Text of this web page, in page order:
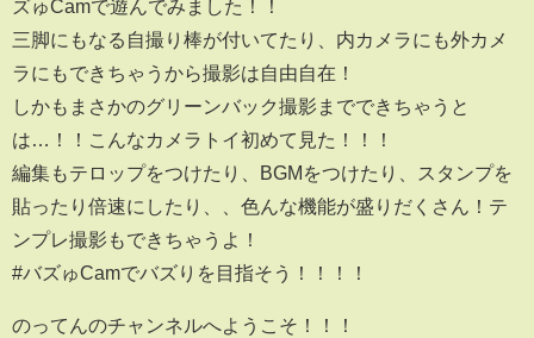
ズゅCamで遊んでみました！！
三脚にもなる自撮り棒が付いてたり、内カメラにも外カメ
ラにもできちゃうから撮影は自由自在！
しかもまさかのグリーンバック撮影までできちゃうと
は…！！こんなカメラトイ初めて見た！！！
編集もテロップをつけたり、BGMをつけたり、スタンプを
貼ったり倍速にしたり、、色んな機能が盛りだくさん！テ
ンプレ撮影もできちゃうよ！
#バズゅCamでバズりを目指そう！！！！
のってんのチャンネルへようこそ！！！